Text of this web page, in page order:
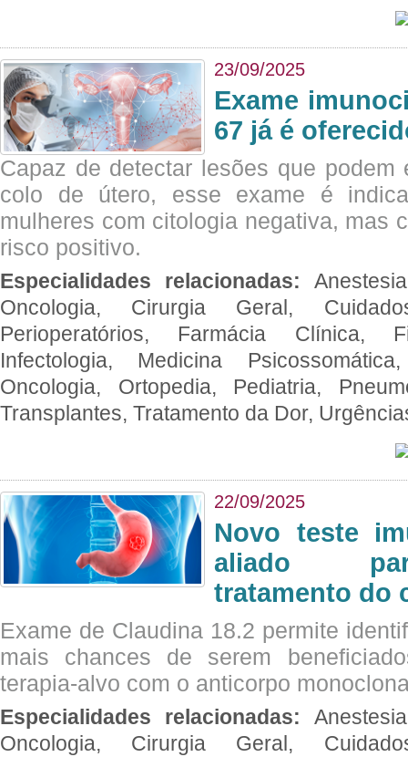
23/09/2025
Exame
67 já é
Capaz de detectar lesões que
colo de útero, esse exame é
mulheres com citologia negativa, mas
risco positivo.
Especialidades relacionadas:
Oncologia, Cirurgia Geral,
Perioperatórios, Farmácia Clínica,
Infectologia, Medicina
Oncologia, Ortopedia, Pediatria,
Transplantes, Tratamento da Dor,
22/09/2025
Novo teste
aliado
tratamento do
Exame de Claudina 18.2 permite
mais chances de serem
terapia-alvo com o anticorpo
Especialidades relacionadas:
Oncologia, Cirurgia Geral,